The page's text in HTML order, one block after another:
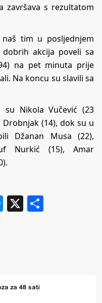
završava s rezultatom
tim u posljednjem
akcija poveli sa
na pet minuta prije
Na koncu su slavili sa
su Nikola Vučević (23
Drobnjak (14), dok su u
Džanan Musa (22),
Nurkić (15), Amar
Messenger
X